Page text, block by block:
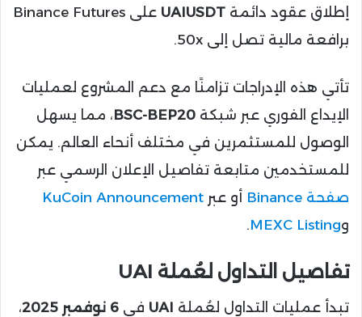
إطلاق عقود دائمة UAIUSDT
على Binance Futures
برافعة مالية تصل إلى 50x.
تأتي هذه الإدراجات تزامنًا مع دعم المشروع لعمليات
الإيداع الفوري عبر شبكة BSC-BEP20، مما يسهل
الوصول للمستثمرين في مختلف أنحاء العالم. يمكن
للمستخدمين متابعة تفاصيل الإعلان الرسمي عبر
صفحة Binance
أو عبر KuCoin Announcement
وMEXC Listing
.
تفاصيل التداول لعُملة UAI
تبدأ عمليات التداول لعُملة UAI في 6 نوفمبر 2025
،